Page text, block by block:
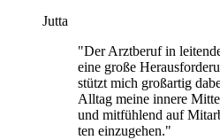
Jutta
"Der Arzt­be­ruf in
eine große
stützt mich groß­ar­tig
Alltag meine innere
und mit­füh­lend auf
ten ein­zu­ge­hen."